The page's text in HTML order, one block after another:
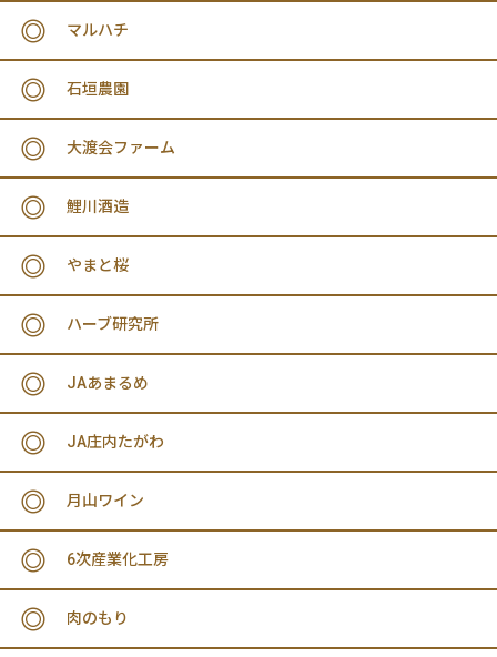
マルハチ
石垣農園
大渡会ファーム
鯉川酒造
やまと桜
ハーブ研究所
JAあまるめ
JA庄内たがわ
月山ワイン
6次産業化工房
肉のもり